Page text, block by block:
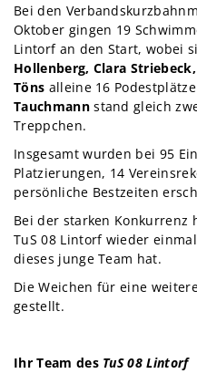
Bei den
Oktober gingen 19
Lintorf an den Start, wobei
Hollenberg, Clara
Töns alleine 16
Tauchmannstand gleich
Treppchen.
Insgesamt wurden bei 95
Platzierungen, 14
persönliche Bestzeiten
Bei der starken Konkurrenz
TuS 08 Lintorf wieder
dieses junge Team hat.
Die Weichen für eine
gestellt.
Ihr Team des TuS 08 Lintorf